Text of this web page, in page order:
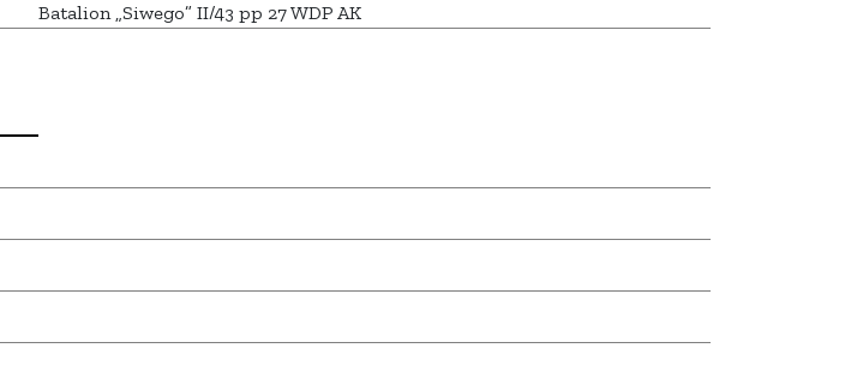
Batalion „Siwego” II/43 pp 27 WDP AK